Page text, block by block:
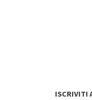
ISCRIVITI